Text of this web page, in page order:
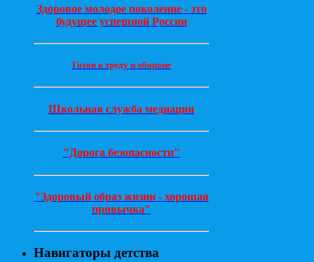
Здоровое молодое поколение - это
будущее успешной России
Готов к труду и обороне
Школьная служба медиации
"Дорога безопасности"
"Здоровый образ жизни - хорошая
привычка"
Навигаторы детства